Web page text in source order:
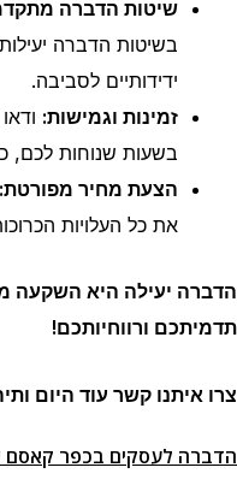
שיטות הדברה
בשיטות הדברה
ידידותיים לסביבה.
זמינות וגמישות:
בשעות שנוחות לכם,
הצעת מחיר מפורטת:
את כל העלויות
הדברה יעילה היא השקעה
תדמיתכם ורווחיותכם!
צרו איתנו קשר עוד היום
הדברה לעסקים בכפר קאסם